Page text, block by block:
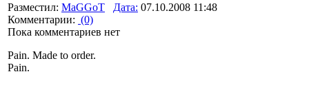
Разместил: MaGGoT Дата: 07.10.2008 11:48
Комментарии: (0)
Пока комментариев нет
Pain. Made to order.
Pain.